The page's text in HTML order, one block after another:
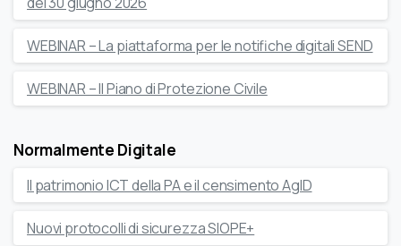
WEBINAR – La piattaforma per le notifiche digitali SEND
WEBINAR – Il Piano di Protezione Civile
Normalmente Digitale
Il patrimonio ICT della PA e il censimento AgID
Nuovi protocolli di sicurezza SIOPE+